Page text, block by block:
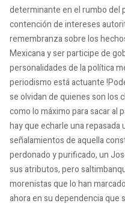
determinante en el rumbo del
contención de intereses
remembranza sobre los
Mexicana y ser participe de
personalidades de la política
periodismo está actuante
se olvidan de quienes son los
como lo máximo para sacar al
hay que echarle una repasada
señalamientos de aquella
perdonado y purificado, un
sus atributos, pero
morenistas que lo han
ahora en su dependencia que